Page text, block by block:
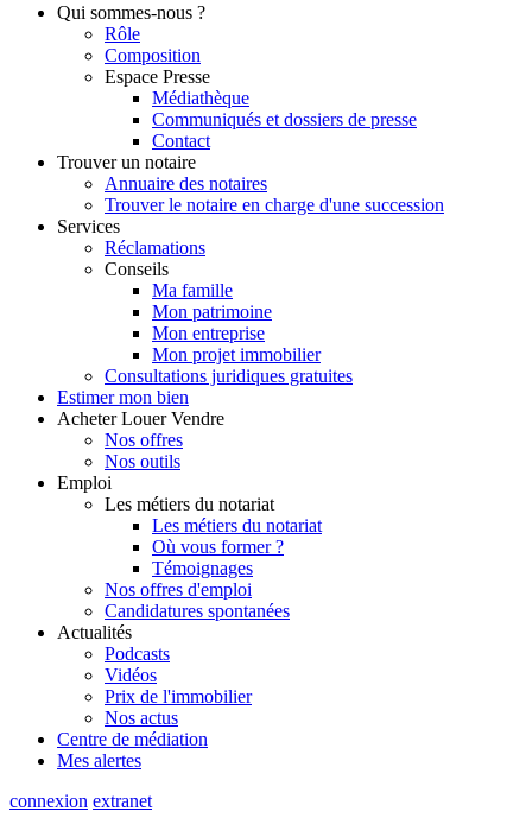
Qui sommes-nous ?
Rôle
Composition
Espace Presse
Médiathèque
Communiqués et dossiers de presse
Contact
Trouver un notaire
Annuaire des notaires
Trouver le notaire en charge d'une succession
Services
Réclamations
Conseils
Ma famille
Mon patrimoine
Mon entreprise
Mon projet immobilier
Consultations juridiques gratuites
Estimer mon bien
Acheter Louer Vendre
Nos offres
Nos outils
Emploi
Les métiers du notariat
Les métiers du notariat
Où vous former ?
Témoignages
Nos offres d'emploi
Candidatures spontanées
Actualités
Podcasts
Vidéos
Prix de l'immobilier
Nos actus
Centre de médiation
Mes alertes
connexion extranet